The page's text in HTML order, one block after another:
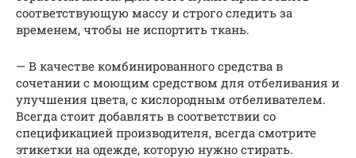
соответствующую массу и строго следить за
временем, чтобы не испортить ткань.
— В качестве комбинированного средства в
сочетании с моющим средством для отбеливания и
улучшения цвета, с кислородным отбеливателем.
Всегда стоит добавлять в соответствии со
спецификацией производителя, всегда смотрите
этикетки на одежде, которую нужно стирать.